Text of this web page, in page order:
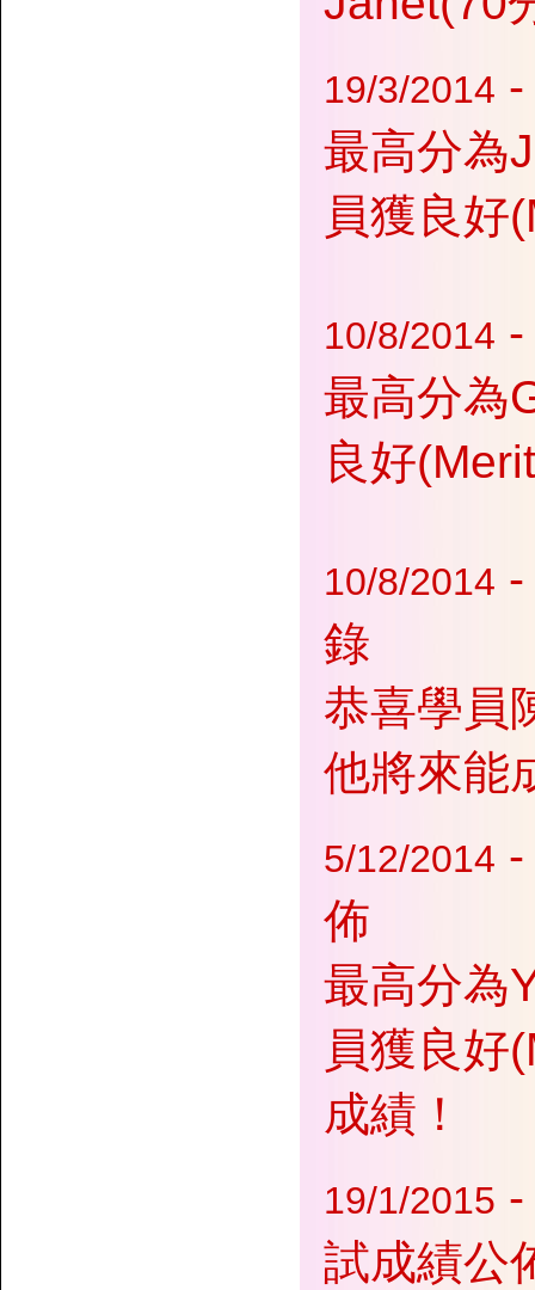
19/3/2014 -
最高分為
員獲良好
10/8/2014 -
最高分為
良好
10/8/2014 -
錄
恭喜學員
他將來能
5/12/2014 -
佈
最高分為
員獲良好
成績！
19/1/2015 -
試成績公